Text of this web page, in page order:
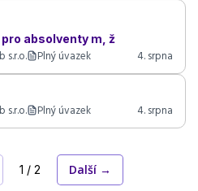
pro absolventy m, ž
s.r.o. Plný úvazek 4. srpna
s.r.o. Plný úvazek 4. srpna
1 / 2 Další →